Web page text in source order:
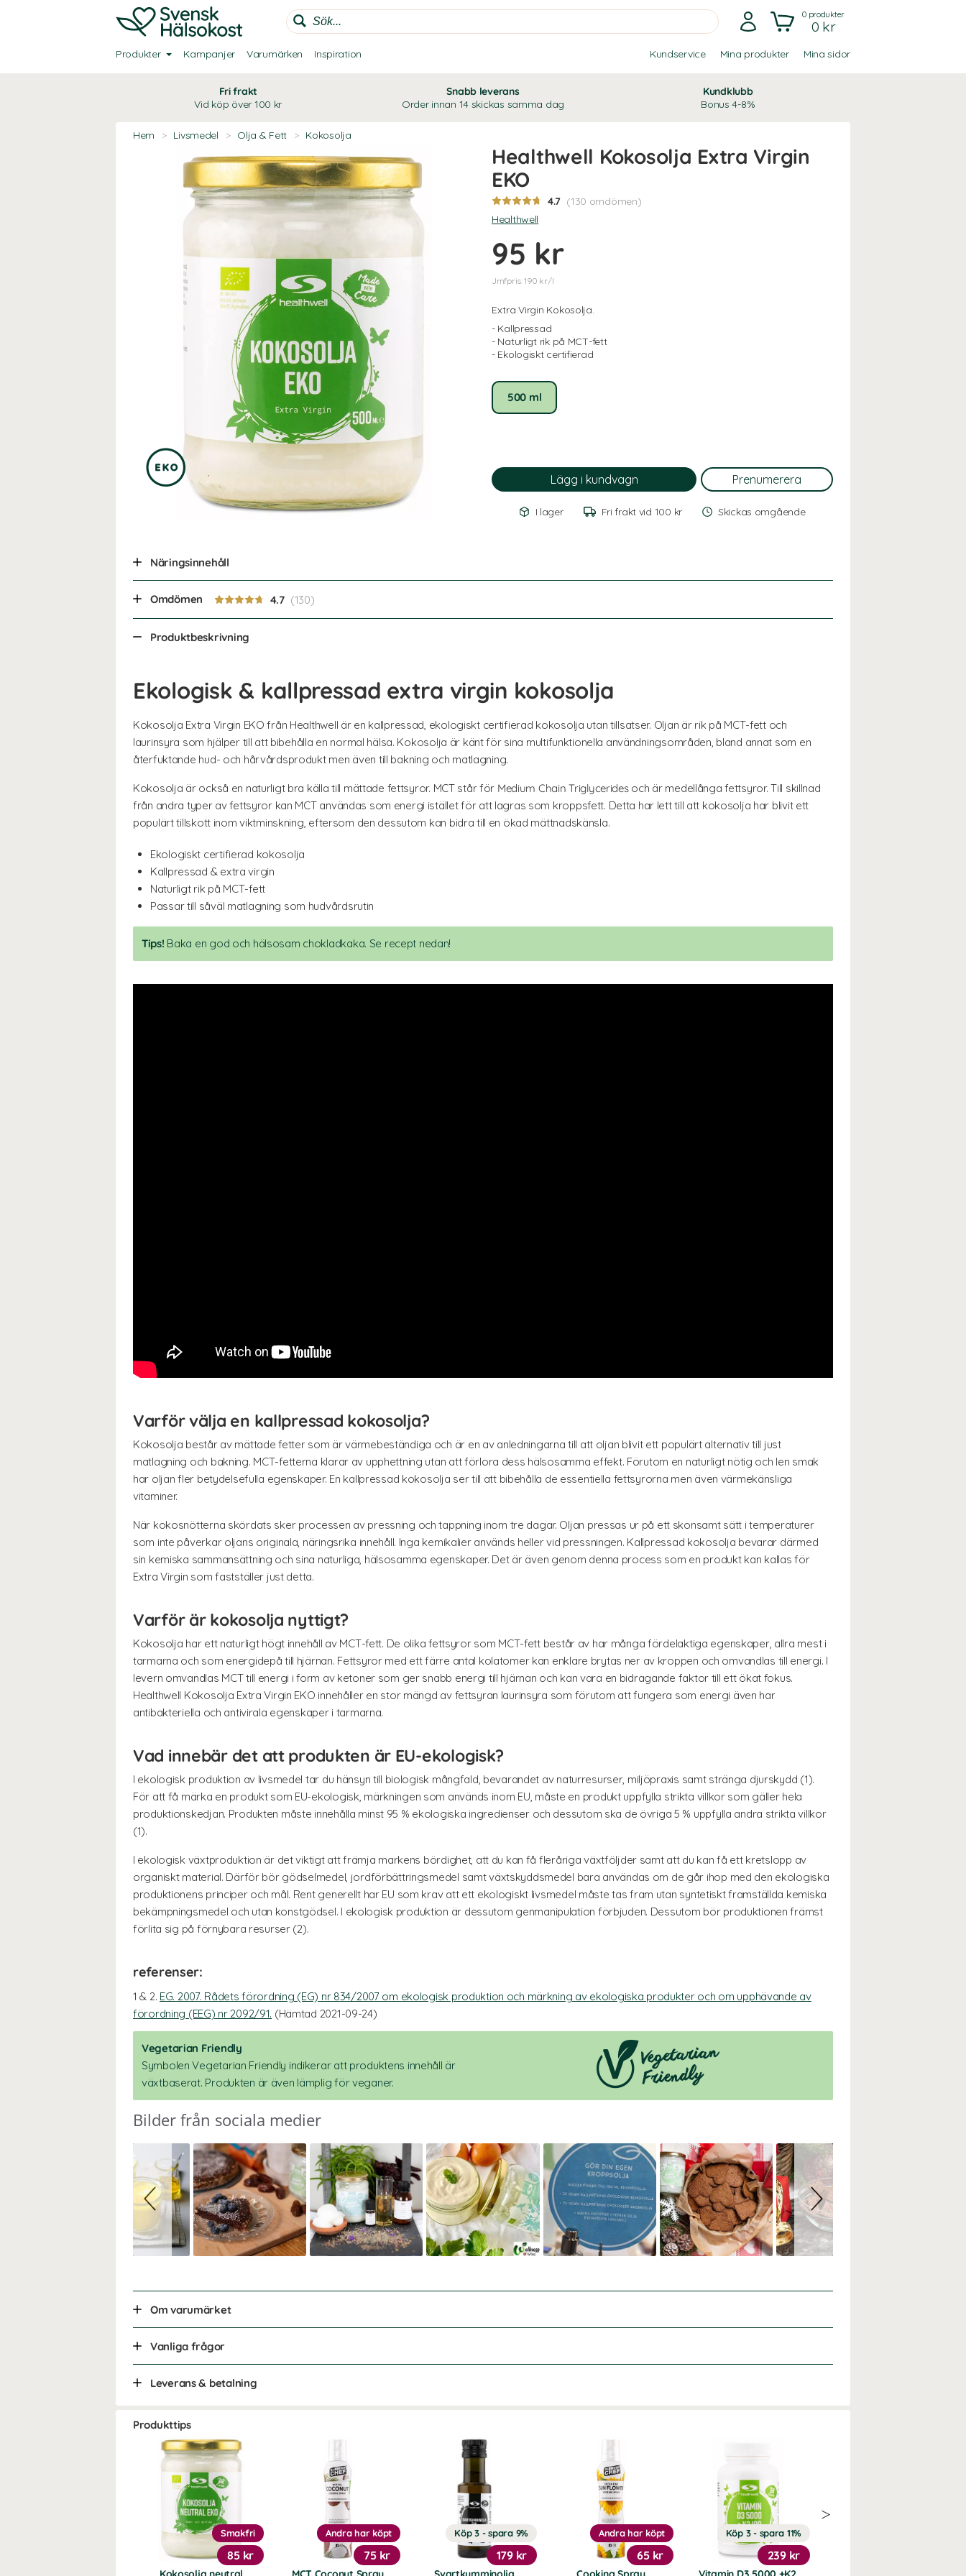
0produkter
0 kr
Produkter Kampanjer Varumärken Inspiration Kundservice Mina produkter Mina sidor
Fri frakt
Vid köp över 100 kr
Snabb leverans
Order innan 14 skickas samma dag
Kundklubb
Bonus 4-8%
Hem > Livsmedel > Olja & Fett > Kokosolja
Healthwell Kokosolja Extra Virgin
EKO
4.7 (130 omdömen)
Healthwell
95 kr
Jmfpris: 190 kr/l
Extra Virgin Kokosolja.
- Kallpressad
- Naturligt rik på MCT-fett
- Ekologiskt certifierad
500 ml
I lager Fri frakt vid 100 kr Skickas omgående
Näringsinnehåll
Omdömen 4.7
Produktbeskrivning
Ekologisk & kallpressad extra virgin kokosolja
Kokosolja Extra Virgin EKO från Healthwell är en kallpressad, ekologiskt certifierad kokosolja utan tillsatser. Oljan är rik på MCT-fett och
laurinsyra som hjälper till att bibehålla en normal hälsa. Kokosolja är känt för sina multifunktionella användningsområden, bland annat som en
återfuktande hud- och hårvårdsprodukt men även till bakning och matlagning.
Kokosolja är också en naturligt bra källa till mättade fettsyror. MCT står för Medium Chain Triglyceridesoch är medellånga fettsyror. Till skillnad
från andra typer av fettsyror kan MCT användas som energi istället för att lagras som kroppsfett. Detta har lett till att kokosolja har blivit ett
populärt tillskott inom viktminskning, eftersom den dessutom kan bidra till en ökad mättnadskänsla.
Ekologiskt certifierad kokosolja
Kallpressad & extra virgin
Naturligt rik på MCT-fett
Passar till såväl matlagning som hudvårdsrutin
Tips! Baka en god och hälsosam chokladkaka. Se recept nedan!
Varför välja en kallpressad kokosolja?
Kokosolja består av mättade fetter som är värmebeständiga och är en av anledningarna till att oljan blivit ett populärt alternativ till just
matlagning och bakning. MCT-fetterna klarar av upphettning utan att förlora dess hälsosamma effekt. Förutom en naturligt nötig och len smak
har oljan fler betydelsefulla egenskaper. En kallpressad kokosolja ser till att bibehålla de essentiella fettsyrorna men även värmekänsliga
vitaminer.
När kokosnötterna skördats sker processen av pressning och tappning inom tre dagar. Oljan pressas ur på ett skonsamt sätt i temperaturer
som inte påverkar oljans originala, näringsrika innehåll. Inga kemikalier används heller vid pressningen. Kallpressad kokosolja bevarar därmed
sin kemiska sammansättning och sina naturliga, hälsosamma egenskaper. Det är även genom denna process som en produkt kan kallas för
Extra Virgin som fastställer just detta.
Varför är kokosolja nyttigt?
Kokosolja har ett naturligt högt innehåll av MCT-fett. De olika fettsyror som MCT-fett består av har många fördelaktiga egenskaper, allra mest i
tarmarna och som energidepå till hjärnan. Fettsyror med ett färre antal kolatomer kan enklare brytas ner av kroppen och omvandlas till energi. I
levern omvandlas MCT till energi i form av ketoner som ger snabb energi till hjärnan och kan vara en bidragande faktor till ett ökat fokus.
Healthwell Kokosolja Extra Virgin EKO innehåller en stor mängd av fettsyran laurinsyra som förutom att fungera som energi även har
antibakteriella och antivirala egenskaper i tarmarna.
Vad innebär det att produkten är EU-ekologisk?
I ekologisk produktion av livsmedel tar du hänsyn till biologisk mångfald, bevarandet av naturresurser, miljöpraxis samt stränga djurskydd (1).
För att få märka en produkt som EU-ekologisk, märkningen som används inom EU, måste en produkt uppfylla strikta villkor som gäller hela
produktionskedjan. Produkten måste innehålla minst 95 % ekologiska ingredienser och dessutom ska de övriga 5 % uppfylla andra strikta villkor
(1).
I ekologisk växtproduktion är det viktigt att främja markens bördighet, att du kan få fleråriga växtföljder samt att du kan få ett kretslopp av
organiskt material. Därför bör gödselmedel, jordförbättringsmedel samt växtskyddsmedel bara användas om de går ihop med den ekologiska
produktionens principer och mål. Rent generellt har EU som krav att ett ekologiskt livsmedel måste tas fram utan syntetiskt framställda kemiska
bekämpningsmedel och utan konstgödsel. I ekologisk produktion är dessutom genmanipulation förbjuden. Dessutom bör produktionen främst
förlita sig på förnybara resurser (2).
referenser:
1 & 2. EG. 2007. Rådets förordning (EG) nr 834/2007 om ekologisk produktion och märkning av ekologiska produkter och om upphävande av
förordning (EEG) nr 2092/91. (Hämtad 2021-09-24)
Vegetarian Friendly
Symbolen Vegetarian Friendly indikerar att produktens innehåll är
växtbaserat. Produkten är även lämplig för veganer.
Slideshow
Slide
controls
Bilder från sociala medier
Om varumärket
Vanliga frågor
Leverans & betalning
Produkttips
Smakfri
85 kr
Andra har köpt
75 kr
Köp 3 - spara 9%
179 kr
Andra har köpt
65 kr
Köp 3 - spara 11%
239 kr